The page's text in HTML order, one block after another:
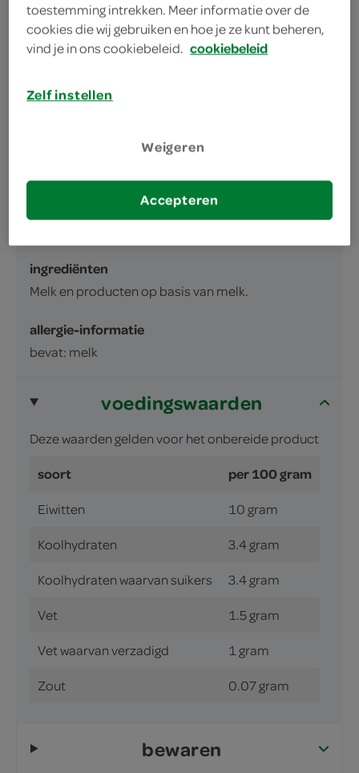
450 Gram
ingrediënten
Melk en producten op basis van melk.
allergie-informatie
bevat: melk
voedingswaarden
Deze waarden gelden voor het onbereide product
soort per 100 gram
Eiwitten 10 gram
Koolhydraten 3.4 gram
Koolhydraten waarvan suikers 3.4 gram
Vet 1.5 gram
Vet waarvan verzadigd 1 gram
Zout 0.07 gram
bewaren
toestemming intrekken. Meer informatie over de
cookies die wij gebruiken en hoe je ze kunt beheren,
vind je in ons cookiebeleid. cookiebeleid
Zelf instellen
Weigeren
Accepteren